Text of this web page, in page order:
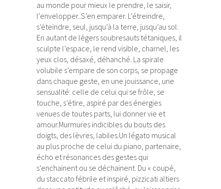
au monde pour mieux le prendre, le saisir,
l’envelopper..S’en emparer. L’étreindre,
s’éteindre, seul, jusqu’à la terre, jusqu’au sol.
En autant de légers soubresauts tétaniques, il
sculpte l’espace, le rend visible, charnel, les
yeux clos, désaxé, déhanché. La spirale
volubile s’empare de son corps, se propage
dans chaque geste, en une jouissance, une
sensualité: celle de celui qui se frôle, se
touche, s’étire, aspiré par des énergies
venues de toutes parts, lui donner vie et
amour.Murmures indicibles du bouts des
doigts, des lèvres, labiles.Un légato musical
au plus proche de celui du piano, partenaire,
écho et résonances des gestes qui
s’enchainent ou se déchainent. Du « coupé,
du staccato fébrile et inspiré, pizzicati altiers